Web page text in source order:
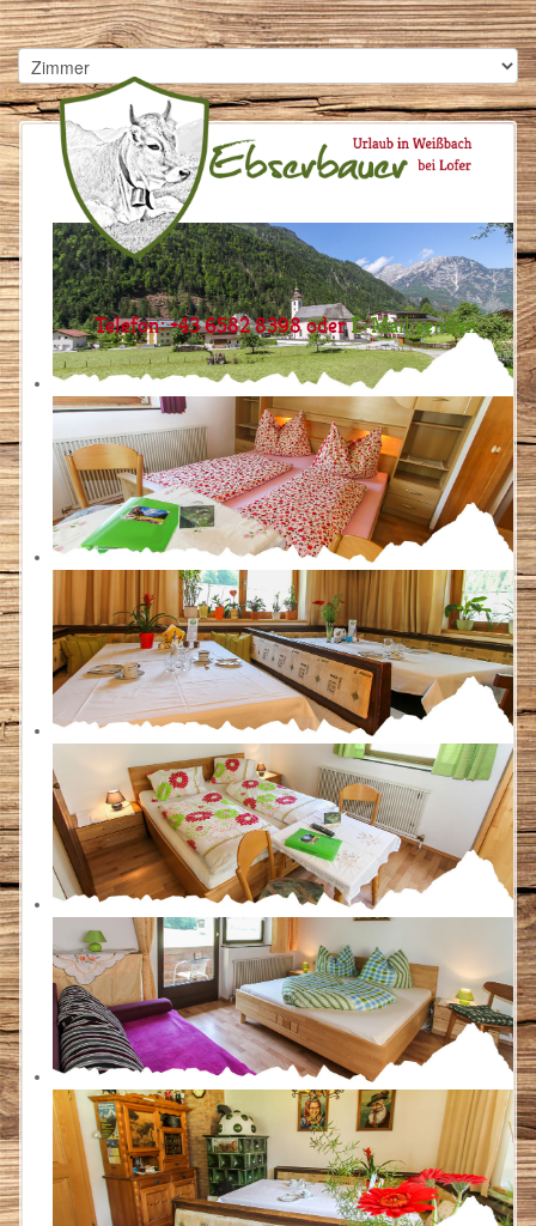
Telefon: +43 6582 8398 oderE-Mail senden